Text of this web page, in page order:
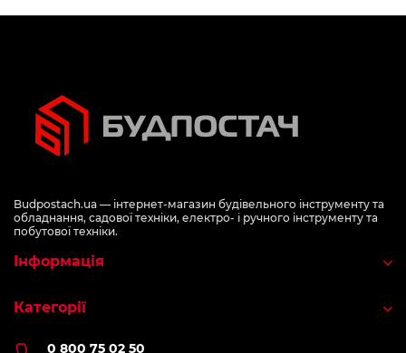
Budpostach.ua — інтернет-магазин будівельного інструменту та
обладнання, садової техніки, електро- і ручного інструменту та
побутової техніки.
0 800 75 02 50
Інформація
Категорії